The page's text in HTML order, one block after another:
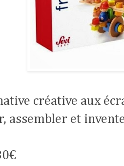
créative aux
assembler et